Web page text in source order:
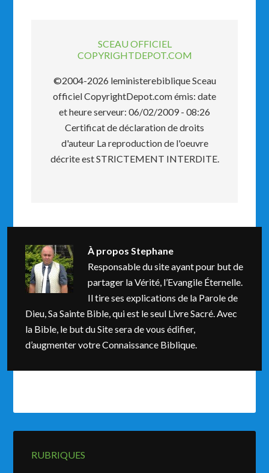
SCEAU OFFICIEL
COPYRIGHTDEPOT.COM
©2004-2026 leministerebiblique Sceau
officiel CopyrightDepot.com émis: date
et heure serveur: 06/02/2009 - 08:26
Certificat de déclaration de droits
d'auteur La reproduction de l'oeuvre
décrite est STRICTEMENT INTERDITE.
À proposStephane
Responsable du site ayant pour but de
partager la Vérité, l’Evangile Éternelle.
Il tire ses explications de la Parole de
Dieu, Sa Sainte Bible, qui est le seul Livre Sacré. Avec
la Bible, le but du Site sera de vous édifier,
d’augmenter votre Connaissance Biblique.
RUBRIQUES